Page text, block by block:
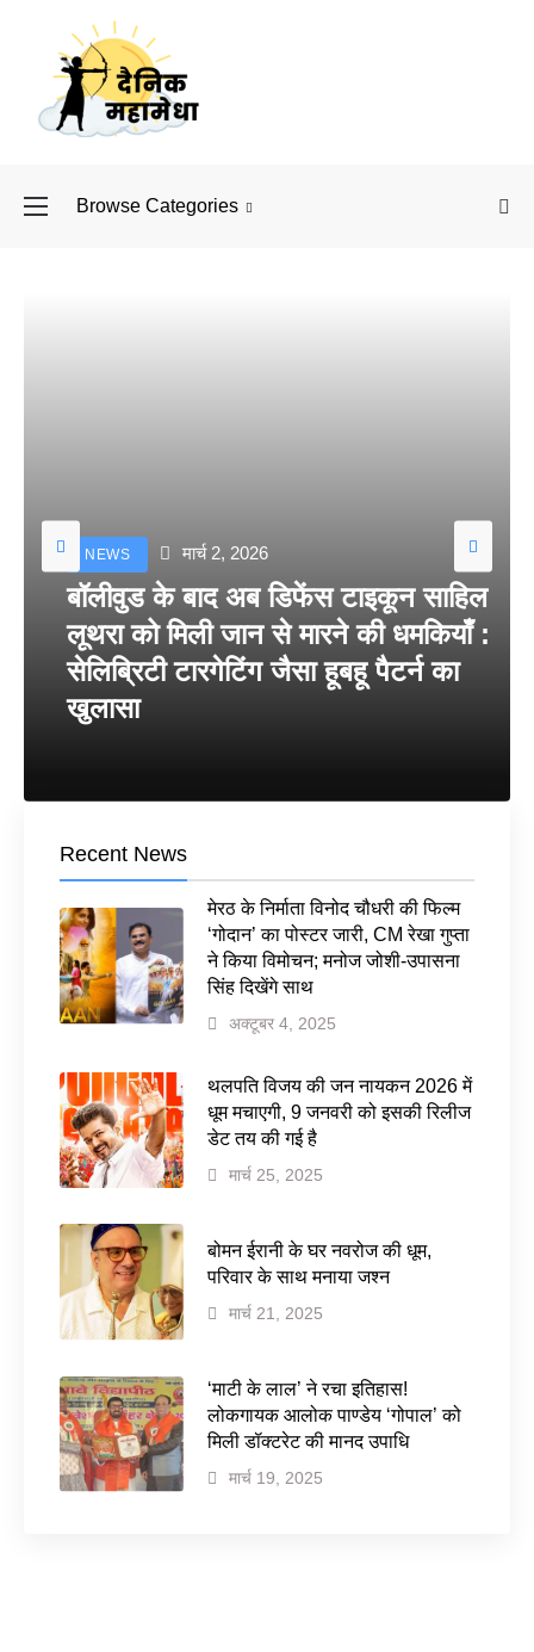
Browse Categories
NEWS मार्च 2, 2026
बॉलीवुड के बाद अब डिफेंस टाइकून साहिल
लूथरा को मिली जान से मारने की धमकियाँ :
सेलिब्रिटी टारगेटिंग जैसा हूबहू पैटर्न का
खुलासा
Recent News
मेरठ के निर्माता विनोद चौधरी की फिल्म
‘गोदान’ का पोस्टर जारी, CM रेखा गुप्ता
ने किया विमोचन; मनोज जोशी-उपासना
सिंह दिखेंगे साथ
अक्टूबर 4, 2025
थलपति विजय की जन नायकन 2026 में
धूम मचाएगी, 9 जनवरी को इसकी रिलीज
डेट तय की गई है
मार्च 25, 2025
बोमन ईरानी के घर नवरोज की धूम,
परिवार के साथ मनाया जश्न
मार्च 21, 2025
‘माटी के लाल’ ने रचा इतिहास!
लोकगायक आलोक पाण्डेय ‘गोपाल’ को
मिली डॉक्टरेट की मानद उपाधि
मार्च 19, 2025